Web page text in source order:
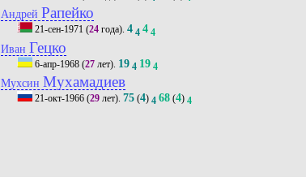
Андрей Рапейко
21-сен-1971 (24 года).4 4 4 4
Иван Гецко
6-апр-1968 (27 лет). 19 4 19 4
Мухсин Мухамадиев
21-окт-1966 (29 лет).75 (4) 4 68 (4) 4